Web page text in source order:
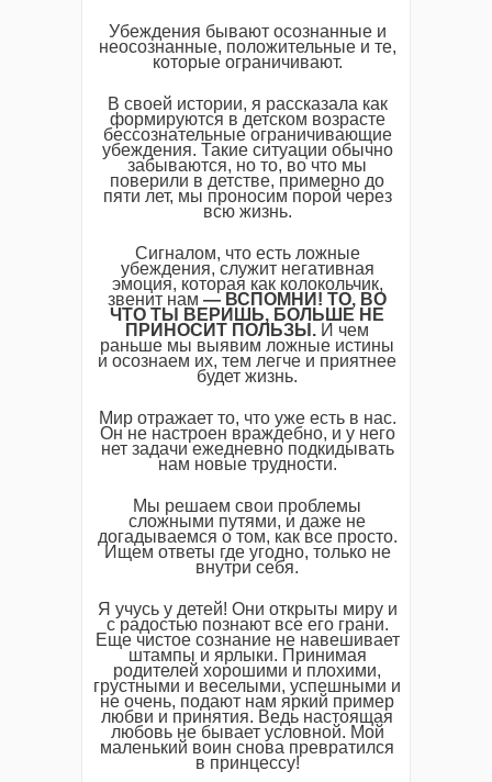
Убеждения бывают осознанные и
неосознанные, положительные и те,
которые ограничивают.
В своей истории, я рассказала как
формируются в детском возрасте
бессознательные ограничивающие
убеждения. Такие ситуации обычно
забываются, но то, во что мы
поверили в детстве, примерно до
пяти лет, мы проносим порой через
всю жизнь.
Сигналом, что есть ложные
убеждения, служит негативная
эмоция, которая как колокольчик,
звенит нам — ВСПОМНИ! ТО, ВО
ЧТО ТЫ ВЕРИШЬ, БОЛЬШЕ НЕ
ПРИНОСИТ ПОЛЬЗЫ. И чем
раньше мы выявим ложные истины
и осознаем их, тем легче и приятнее
будет жизнь.
Мир отражает то, что уже есть в нас.
Он не настроен враждебно, и у него
нет задачи ежедневно подкидывать
нам новые трудности.
Мы решаем свои проблемы
сложными путями, и даже не
догадываемся о том, как все просто.
Ищем ответы где угодно, только не
внутри себя.
Я учусь у детей! Они открыты миру и
с радостью познают все его грани.
Еще чистое сознание не навешивает
штампы и ярлыки. Принимая
родителей хорошими и плохими,
грустными и веселыми, успешными и
не очень, подают нам яркий пример
любви и принятия. Ведь настоящая
любовь не бывает условной. Мой
маленький воин снова превратился
в принцессу!